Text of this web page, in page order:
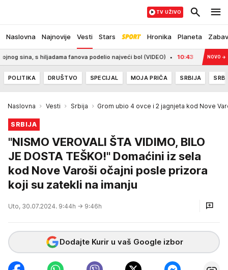
Naslovna Najnovije Vesti Stars Hronika Planeta
TV UŽIVO
s hiljadama fanova podelio najveći bol (VIDEO) 10:43 ISPLIVALI NOVO →
POLITIKA DRUŠTVO SPECIJAL MOJA PRIČA SRBIJA
Naslovna Vesti Srbija Grom ubio 4 ovce i 2 jagnjeta kod Nove
SRBIJA
"NISMO VEROVALI ŠTA VIDIMO, BILO
JE DOSTA TEŠKO!" Domaćini iz sela
kod Nove Varoši očajni posle prizora
koji su zatekli na imanju
Uto, 30.07.2024. 9:44h → 9:46h
Dodajte Kurir u vaš Google izbor